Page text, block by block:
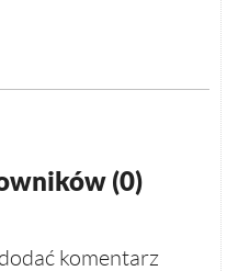
(0)
komentarz